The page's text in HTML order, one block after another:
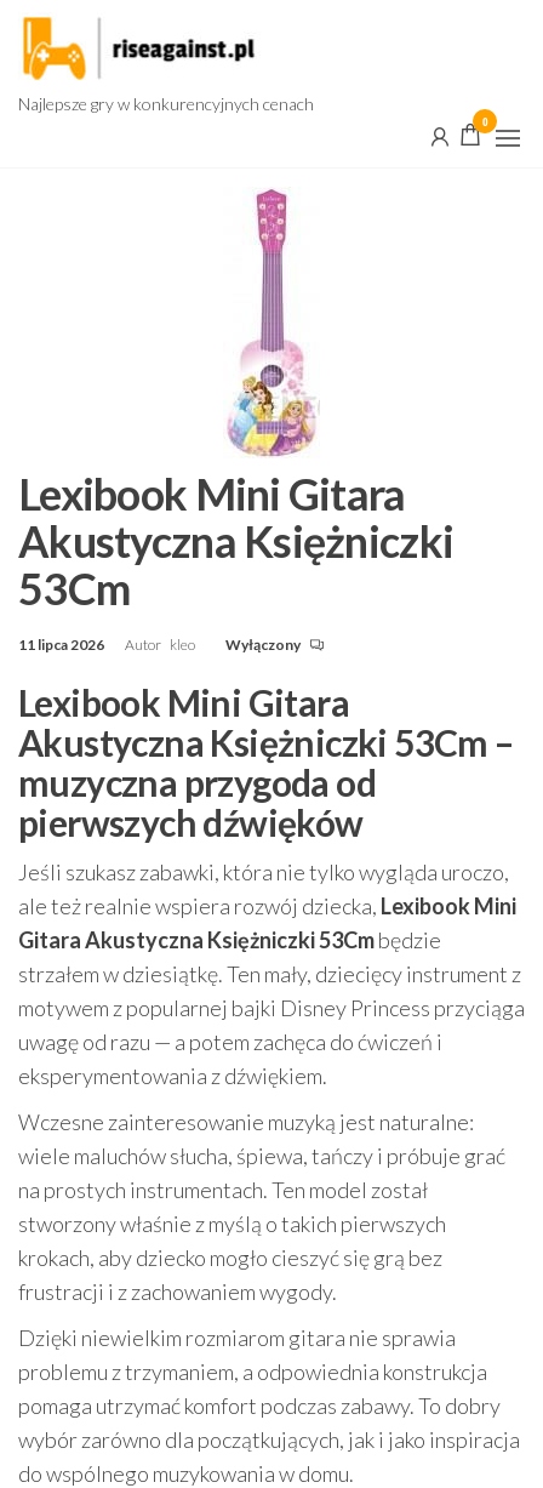
Przejdź
treści
Najlepsze gry w konkurencyjnych cenach
0
Lexibook Mini Gitara
Akustyczna Księżniczki
53Cm
11 lipca 2026 Autor kleo Wyłączony
Lexibook Mini Gitara
Akustyczna Księżniczki 53Cm –
muzyczna przygoda od
pierwszych dźwięków
Jeśli szukasz zabawki, która nie tylko wygląda uroczo,
ale też realnie wspiera rozwój dziecka, Lexibook Mini
Gitara Akustyczna Księżniczki 53Cmbędzie
strzałem w dziesiątkę. Ten mały, dziecięcy instrument z
motywem z popularnej bajki Disney Princess przyciąga
uwagę od razu — a potem zachęca do ćwiczeń i
eksperymentowania z dźwiękiem.
Wczesne zainteresowanie muzyką jest naturalne:
wiele maluchów słucha, śpiewa, tańczy i próbuje grać
na prostych instrumentach. Ten model został
stworzony właśnie z myślą o takich pierwszych
krokach, aby dziecko mogło cieszyć się grą bez
frustracji i z zachowaniem wygody.
Dzięki niewielkim rozmiarom gitara nie sprawia
problemu z trzymaniem, a odpowiednia konstrukcja
pomaga utrzymać komfort podczas zabawy. To dobry
wybór zarówno dla początkujących, jak i jako inspiracja
do wspólnego muzykowania w domu.